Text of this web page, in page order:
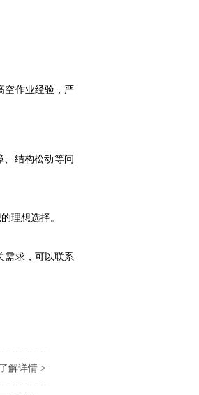
空作业经验，严
结构松动等问
理想选择。
需求，可以联系
了解详情 >